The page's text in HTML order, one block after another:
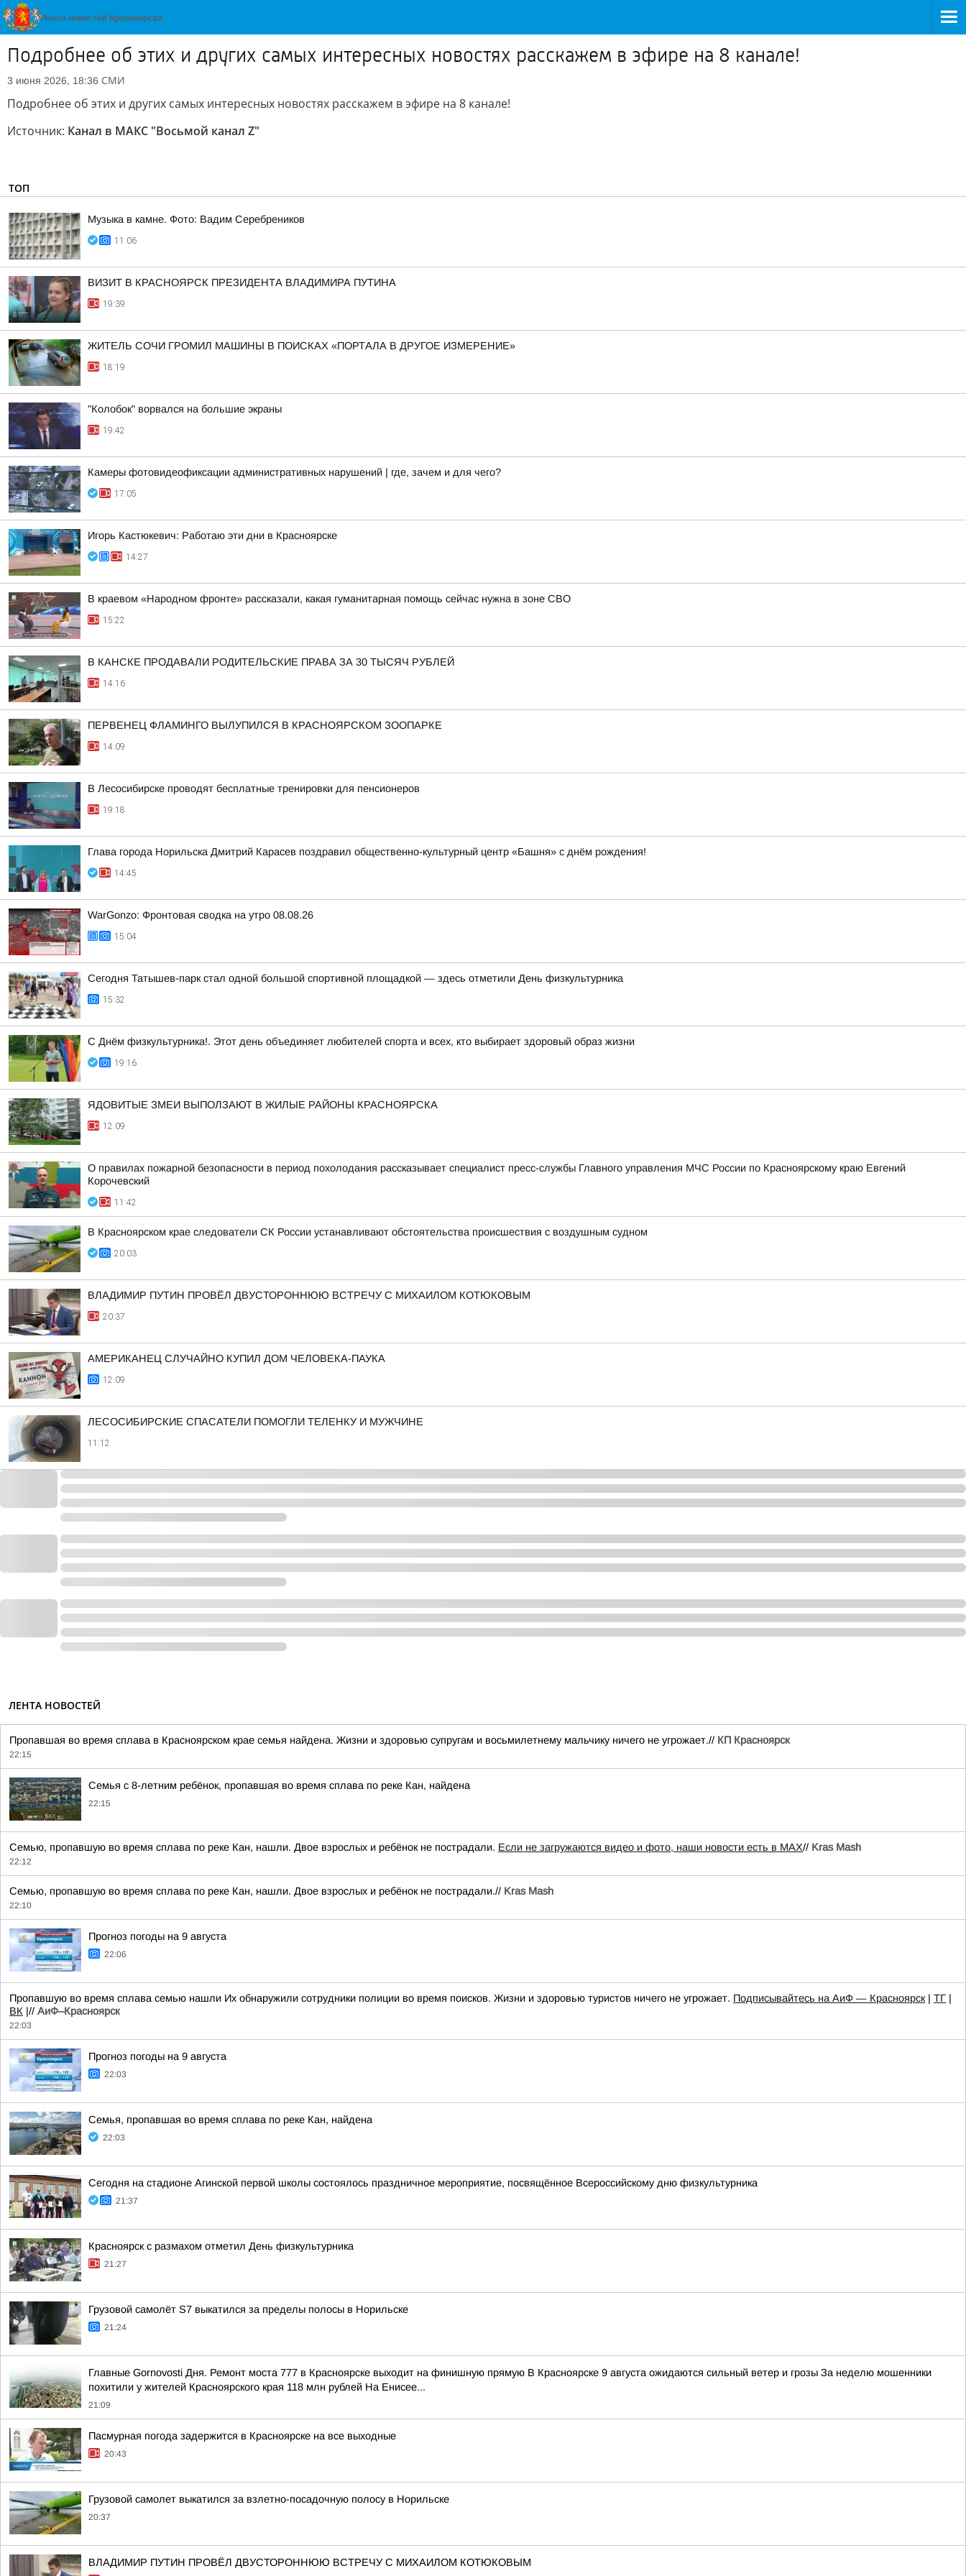
Подробнее об этих и других самых интересных новостях расскажем в эфире на 8 канале!
3 июня 2026, 18:36 СМИ
Подробнее об этих и других самых интересных новостях расскажем в эфире на 8 канале!
Источник: Канал в МАКС "Восьмой канал Z"
ТОП
Музыка в камне. Фото: Вадим Серебреников
11:06
ВИЗИТ В КРАСНОЯРСК ПРЕЗИДЕНТА ВЛАДИМИРА ПУТИНА
19:39
ЖИТЕЛЬ СОЧИ ГРОМИЛ МАШИНЫ В ПОИСКАХ «ПОРТАЛА В ДРУГОЕ ИЗМЕРЕНИЕ»
18:19
"Колобок" ворвался на большие экраны
19:42
Камеры фотовидеофиксации административных нарушений | где, зачем и для чего?
17:05
Игорь Кастюкевич: Работаю эти дни в Красноярске
14:27
В краевом «Народном фронте» рассказали, какая гуманитарная помощь сейчас нужна в зоне СВО
15:22
В КАНСКЕ ПРОДАВАЛИ РОДИТЕЛЬСКИЕ ПРАВА ЗА 30 ТЫСЯЧ РУБЛЕЙ
14:16
ПЕРВЕНЕЦ ФЛАМИНГО ВЫЛУПИЛСЯ В КРАСНОЯРСКОМ ЗООПАРКЕ
14:09
В Лесосибирске проводят бесплатные тренировки для пенсионеров
19:18
Глава города Норильска Дмитрий Карасев поздравил общественно-культурный центр «Башня» с днём рождения!
14:45
WarGonzo: Фронтовая сводка на утро 08.08.26
15:04
Сегодня Татышев-парк стал одной большой спортивной площадкой — здесь отметили День физкультурника
15:32
С Днём физкультурника!. Этот день объединяет любителей спорта и всех, кто выбирает здоровый образ жизни
19:16
ЯДОВИТЫЕ ЗМЕИ ВЫПОЛЗАЮТ В ЖИЛЫЕ РАЙОНЫ КРАСНОЯРСКА
12:09
О правилах пожарной безопасности в период похолодания рассказывает специалист пресс-службы Главного управления МЧС России по Красноярскому краю Евгений
Корочевский
11:42
В Красноярском крае следователи СК России устанавливают обстоятельства происшествия с воздушным судном
20:03
ВЛАДИМИР ПУТИН ПРОВЁЛ ДВУСТОРОННЮЮ ВСТРЕЧУ С МИХАИЛОМ КОТЮКОВЫМ
20:37
АМЕРИКАНЕЦ СЛУЧАЙНО КУПИЛ ДОМ ЧЕЛОВЕКА-ПАУКА
12:09
ЛЕСОСИБИРСКИЕ СПАСАТЕЛИ ПОМОГЛИ ТЕЛЕНКУ И МУЖЧИНЕ
11:12
ЛЕНТА НОВОСТЕЙ
Пропавшая во время сплава в Красноярском крае семья найдена. Жизни и здоровью супругам и восьмилетнему мальчику ничего не угрожает.// КП Красноярск
22:15
Семья с 8-летним ребёнок, пропавшая во время сплава по реке Кан, найдена
22:15
Семью, пропавшую во время сплава по реке Кан, нашли. Двое взрослых и ребёнок не пострадали. Если не загружаются видео и фото, наши новости есть в MAX// Kras Mash
22:12
Семью, пропавшую во время сплава по реке Кан, нашли. Двое взрослых и ребёнок не пострадали.// Kras Mash
22:10
Прогноз погоды на 9 августа
22:06
Пропавшую во время сплава семью нашли Их обнаружили сотрудники полиции во время поисков. Жизни и здоровью туристов ничего не угрожает. Подписывайтесь на АиФ — Красноярск| ТГ |
ВК |// АиФ–Красноярск
22:03
Прогноз погоды на 9 августа
22:03
Семья, пропавшая во время сплава по реке Кан, найдена
22:03
Сегодня на стадионе Агинской первой школы состоялось праздничное мероприятие, посвящённое Всероссийскому дню физкультурника
21:37
Красноярск с размахом отметил День физкультурника
21:27
Грузовой самолёт S7 выкатился за пределы полосы в Норильске
21:24
Главные Gornovosti Дня. Ремонт моста 777 в Красноярске выходит на финишную прямую В Красноярске 9 августа ожидаются сильный ветер и грозы За неделю мошенники
похитили у жителей Красноярского края 118 млн рублей На Енисее...
21:09
Пасмурная погода задержится в Красноярске на все выходные
20:43
Грузовой самолет выкатился за взлетно-посадочную полосу в Норильске
20:37
ВЛАДИМИР ПУТИН ПРОВЁЛ ДВУСТОРОННЮЮ ВСТРЕЧУ С МИХАИЛОМ КОТЮКОВЫМ